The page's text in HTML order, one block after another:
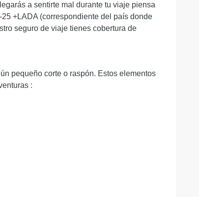
a sentirte mal durante tu viaje piensa
+LADA (correspondiente del país donde
seguro de viaje tienes cobertura de
pequeño corte o raspón. Estos elementos
: